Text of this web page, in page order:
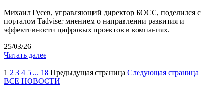
Михаил Гусев, управляющий директор БОСС, поделился с
порталом Tadviser мнением о направлении развития и
эффективности цифровых проектов в компаниях.
25/03/26
Читать далее
1 2 3 4 5 ... 18 Предыдущая страница Следующая страница
ВСЕ НОВОСТИ